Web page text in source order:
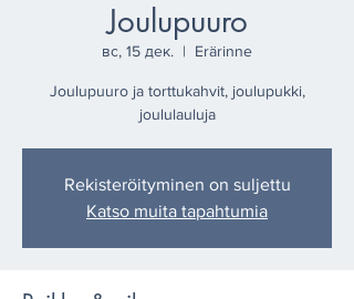
Joulupuuro
вс, 15 дек.
  |
Erärinne
Joulupuuro ja torttukahvit, joulupukki,
joululauluja
Rekisteröityminen on suljettu
Katso muita tapahtumia